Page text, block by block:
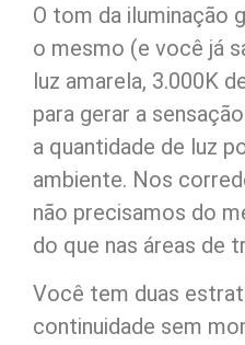
O tom da iluminação
o mesmo (e você já
luz amarela, 3.000K
para gerar a
a quantidade de luz
ambiente. Nos
não precisamos do
do que nas áreas de
Você tem duas
continuidade sem